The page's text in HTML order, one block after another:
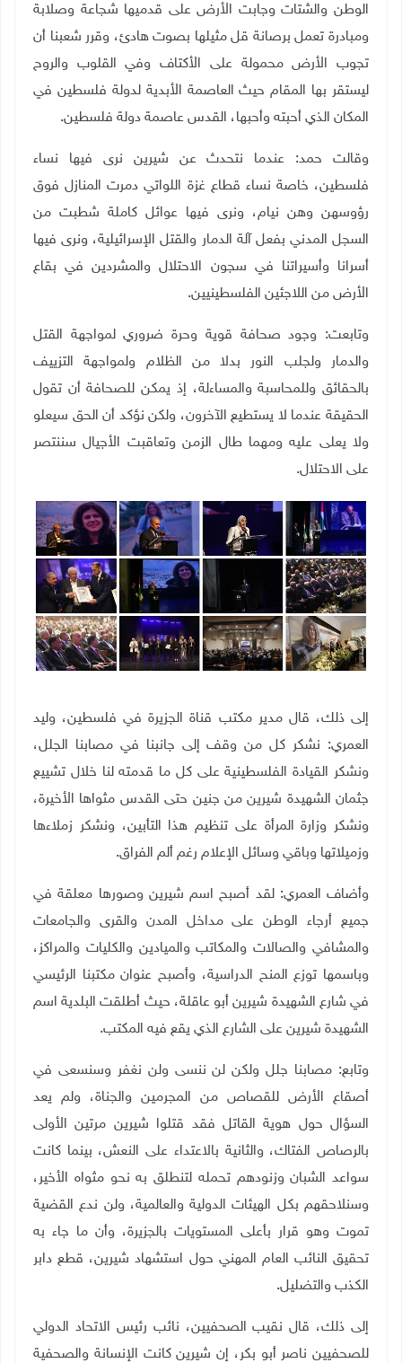
الوطن والشتات وجابت الأرض على قدميها شجاعة وصلابة
ومبادرة تعمل برصانة قل مثيلها بصوت هادئ، وقرر شعبنا أن
تجوب الأرض محمولة على الأكتاف وفي القلوب والروح
ليستقر بها المقام حيث العاصمة الأبدية لدولة فلسطين في
المكان الذي أحبته وأحبها، القدس عاصمة دولة فلسطين.
وقالت حمد: عندما نتحدث عن شيرين نرى فيها نساء
فلسطين، خاصة نساء قطاع غزة اللواتي دمرت المنازل فوق
رؤوسهن وهن نيام، ونرى فيها عوائل كاملة شطبت من
السجل المدني بفعل آلة الدمار والقتل الإسرائيلية، ونرى فيها
أسرانا وأسيراتنا في سجون الاحتلال والمشردين في بقاع
الأرض من اللاجئين الفلسطينيين.
وتابعت: وجود صحافة قوية وحرة ضروري لمواجهة القتل
والدمار ولجلب النور بدلا من الظلام ولمواجهة التزييف
بالحقائق وللمحاسبة والمساءلة، إذ يمكن للصحافة أن تقول
الحقيقة عندما لا يستطيع الآخرون، ولكن نؤكد أن الحق سيعلو
ولا يعلى عليه ومهما طال الزمن وتعاقبت الأجيال سننتصر
على الاحتلال.
إلى ذلك، قال مدير مكتب قناة الجزيرة في فلسطين، وليد
العمري: نشكر كل من وقف إلى جانبنا في مصابنا الجلل،
ونشكر القيادة الفلسطينية على كل ما قدمته لنا خلال تشييع
جثمان الشهيدة شيرين من جنين حتى القدس مثواها الأخيرة،
ونشكر وزارة المرأة على تنظيم هذا التأبين، ونشكر زملاءها
وزميلاتها وباقي وسائل الإعلام رغم ألم الفراق.
وأضاف العمري: لقد أصبح اسم شيرين وصورها معلقة في
جميع أرجاء الوطن على مداخل المدن والقرى والجامعات
والمشافي والصالات والمكاتب والميادين والكليات والمراكز،
وباسمها توزع المنح الدراسية، وأصبح عنوان مكتبنا الرئيسي
في شارع الشهيدة شيرين أبو عاقلة، حيث أطلقت البلدية اسم
الشهيدة شيرين على الشارع الذي يقع فيه المكتب.
وتابع: مصابنا جلل ولكن لن ننسى ولن نغفر وسنسعى في
أصقاع الأرض للقصاص من المجرمين والجناة، ولم يعد
السؤال حول هوية القاتل فقد قتلوا شيرين مرتين الأولى
بالرصاص الفتاك، والثانية بالاعتداء على النعش، بينما كانت
سواعد الشبان وزنودهم تحمله لتنطلق به نحو مثواه الأخير،
وسنلاحقهم بكل الهيئات الدولية والعالمية، ولن ندع القضية
تموت وهو قرار بأعلى المستويات بالجزيرة، وأن ما جاء به
تحقيق النائب العام المهني حول استشهاد شيرين، قطع دابر
الكذب والتضليل.
إلى ذلك، قال نقيب الصحفيين، نائب رئيس الاتحاد الدولي
للصحفيين ناصر أبو بكر، إن شيرين كانت الإنسانة والصحفية